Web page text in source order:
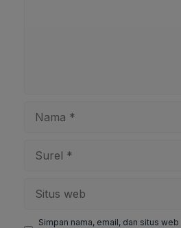
web
Simpan nama, email, dan situs